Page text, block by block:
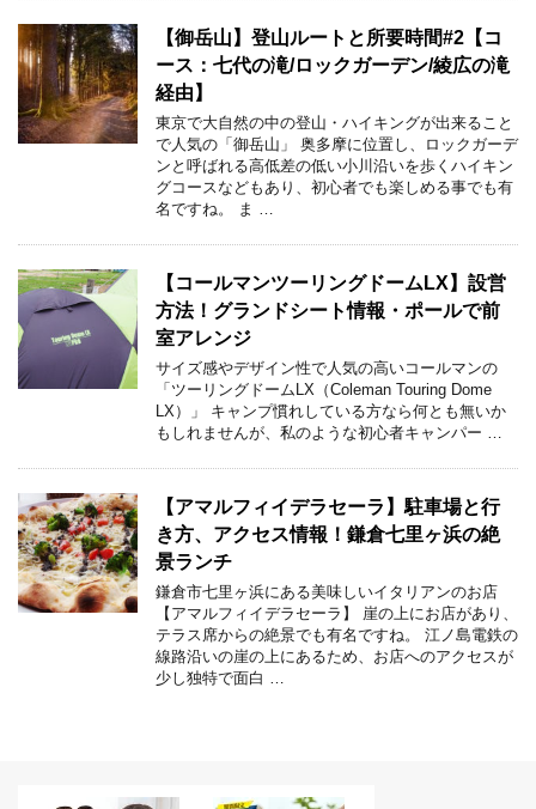
【御岳山】登山ルートと所要時間#2【コ
ース：七代の滝/ロックガーデン/綾広の滝
経由】
東京で大自然の中の登山・ハイキングが出来ること
で人気の「御岳山」 奥多摩に位置し、ロックガーデ
ンと呼ばれる高低差の低い小川沿いを歩くハイキン
グコースなどもあり、初心者でも楽しめる事でも有
名ですね。 ま …
【コールマンツーリングドームLX】設営
方法！グランドシート情報・ポールで前
室アレンジ
サイズ感やデザイン性で人気の高いコールマンの
「ツーリングドームLX（Coleman Touring Dome
LX）」 キャンプ慣れしている方なら何とも無いか
もしれませんが、私のような初心者キャンパー …
【アマルフィイデラセーラ】駐車場と行
き方、アクセス情報！鎌倉七里ヶ浜の絶
景ランチ
鎌倉市七里ヶ浜にある美味しいイタリアンのお店
【アマルフィイデラセーラ】 崖の上にお店があり、
テラス席からの絶景でも有名ですね。 江ノ島電鉄の
線路沿いの崖の上にあるため、お店へのアクセスが
少し独特で面白 …